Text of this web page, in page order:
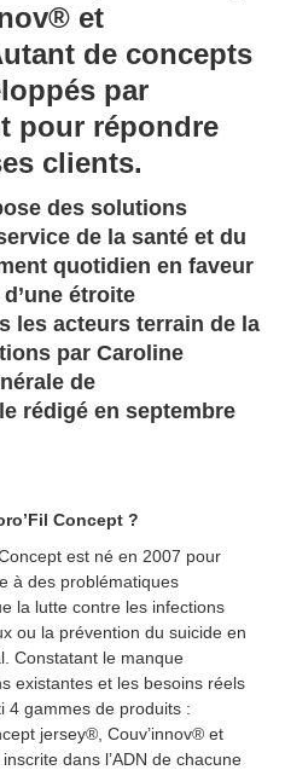
et
de concepts
par
pour répondre
clients.
des solutions
de la santé et du
quotidien en faveur
étroite
les acteurs terrain de la
par Caroline
de
rédigé en septembre
Concept ?
est né en 2007 pour
à des problématiques
la lutte contre les infections
ou la prévention du suicide en
Constatant le manque
existantes et les besoins réels
4 gammes de produits :
jersey®, Couv’innov® et
dans l’ADN de chacune